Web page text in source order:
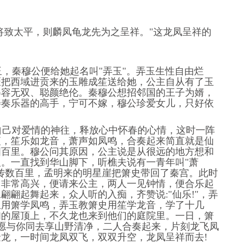
致太平，则麟凤龟龙先为之呈祥。"这龙凤呈祥的
秦穆公便给她起名叫"弄玉"。弄玉生性自由烂
西域进贡来的玉雕成笙送给她，公主自从有了玉
无双、聪颜绝伦。秦穆公想招邻国的王子为婿，
乐器的高手，宁可不嫁，穆公珍爱女儿，只好依
对爱情的神往，释放心中怀春的心情，这时一阵
笙乐如龙音，萧声如凤鸣，合奏起来简直就是仙
里。穆公问其原因，公主说是从很远的地方想和
一直找到华山脚下，听樵夫说有一青年叫"萧
百里，孟明来的明星崖把箫史带回了秦宫。此时
常高兴，便请来公主，两人一见钟情，便合乐起
翩翩起舞起来，众人听的入痴，齐赞说:"仙乐!"，弄
箫学凤鸣，弄玉教箫史用笙学龙音，学了十几
屋顶上，不久龙也来到他们的庭院里。一日，箫
与你同去享山野清净，二人合奏起来，片刻龙飞凤
，一时间龙凤双飞，双双升空，龙凤呈祥而去!